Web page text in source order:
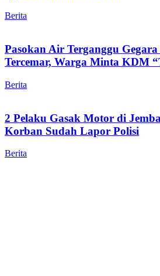
Berita
Pasokan Air Terganggu
Tercemar, Warga Minta KDM
Berita
2 Pelaku Gasak Motor di
Korban Sudah Lapor Polisi
Berita